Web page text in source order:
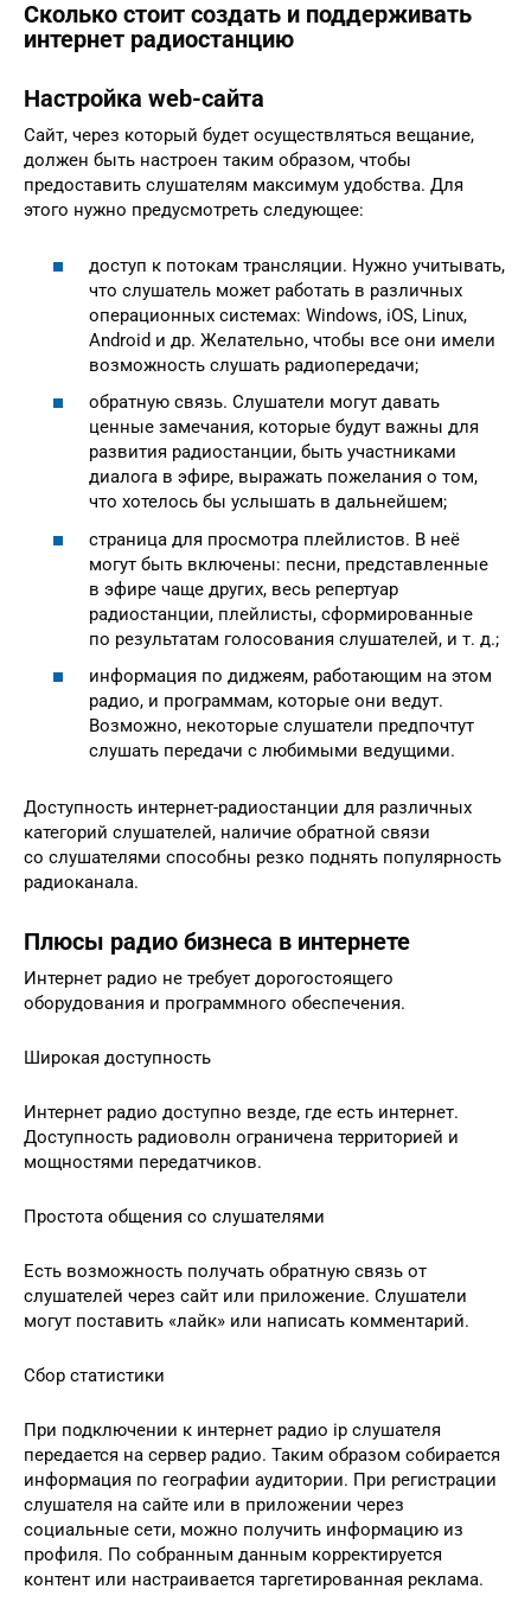
Сколько стоит создать и поддерживать
интернет радиостанцию
Настройка web-сайта
Сайт, через который будет осуществляться вещание,
должен быть настроен таким образом, чтобы
предоставить слушателям максимум удобства. Для
этого нужно предусмотреть следующее:
доступ к потокам трансляции. Нужно учитывать,
что слушатель может работать в различных
операционных системах: Windows, iOS, Linux,
Android и др. Желательно, чтобы все они имели
возможность слушать радиопередачи;
обратную связь. Слушатели могут давать
ценные замечания, которые будут важны для
развития радиостанции, быть участниками
диалога в эфире, выражать пожелания о том,
что хотелось бы услышать в дальнейшем;
страница для просмотра плейлистов. В неё
могут быть включены: песни, представленные
в эфире чаще других, весь репертуар
радиостанции, плейлисты, сформированные
по результатам голосования слушателей, и т. д.;
информация по диджеям, работающим на этом
радио, и программам, которые они ведут.
Возможно, некоторые слушатели предпочтут
слушать передачи с любимыми ведущими.
Доступность интернет-радиостанции для различных
категорий слушателей, наличие обратной связи
со слушателями способны резко поднять популярность
радиоканала.
Плюсы радио бизнеса в интернете
Интернет радио не требует дорогостоящего
оборудования и программного обеспечения.
Широкая доступность
Интернет радио доступно везде, где есть интернет.
Доступность радиоволн ограничена территорией и
мощностями передатчиков.
Простота общения со слушателями
Есть возможность получать обратную связь от
слушателей через сайт или приложение. Слушатели
могут поставить «лайк» или написать комментарий.
Сбор статистики
При подключении к интернет радио ip слушателя
передается на сервер радио. Таким образом собирается
информация по географии аудитории. При регистрации
слушателя на сайте или в приложении через
социальные сети, можно получить информацию из
профиля. По собранным данным корректируется
контент или настраивается таргетированная реклама.